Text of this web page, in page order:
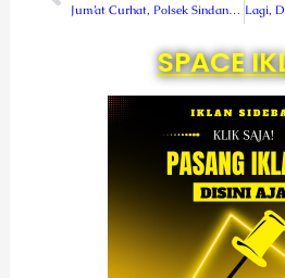
Jum’at Curhat, Polsek Sindang Dataran Bareng Warga Desa Bengko
SPACE